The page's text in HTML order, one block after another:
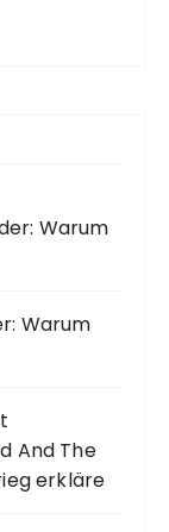
Warum
Warum
And The
erkläre